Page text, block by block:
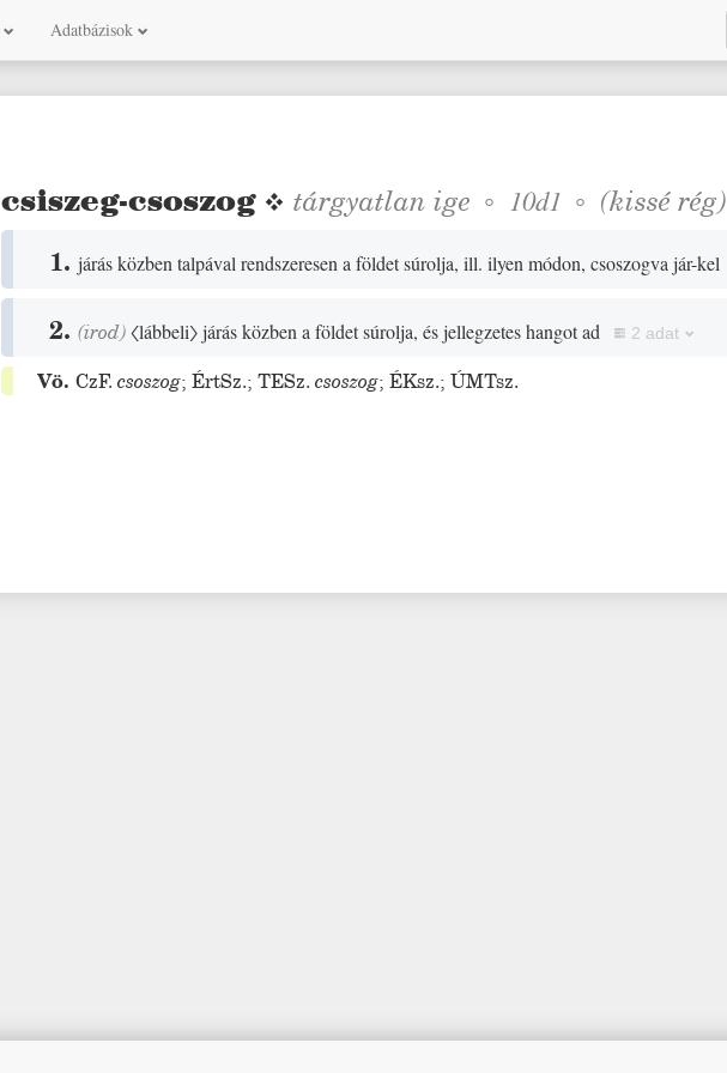
Adatbázisok
csiszeg-csoszog❖tárgyatlan ige ◦ 10d1 ◦ (kissérég)
1.járás közben talpával rendszeresen a földet súrolja, ill. ilyen módon, csoszogva jár-kel
2.(irod) 〈lábbeli〉járás közben a földet súrolja, és jellegzetes hangot ad 2 adat
Vö.CzF. csoszog;ÉrtSz.;TESz. csoszog;ÉKsz.;ÚMTsz.